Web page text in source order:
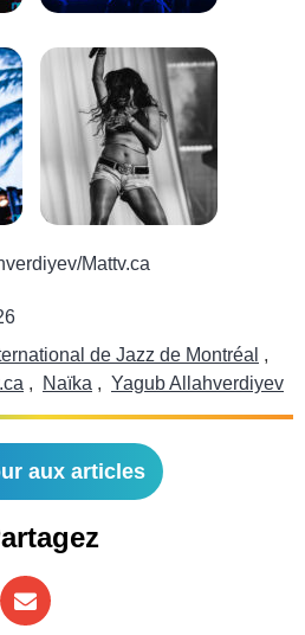
Mattv.ca
de Jazz de Montréal ,
, Naïka , Yagub Allahverdiyev
aux articles